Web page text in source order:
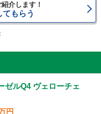
介します！
てもらう
ゼルQ4 ヴェローチェ
円